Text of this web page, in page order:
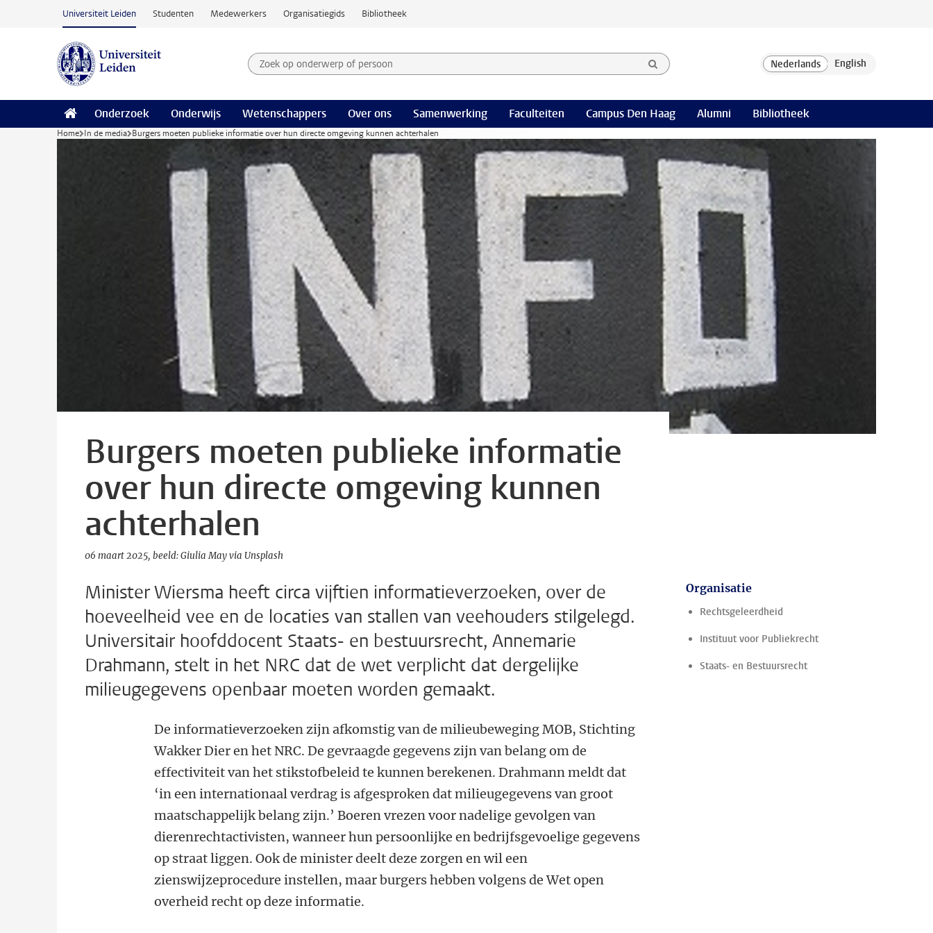
Ga naar hoofdinhoud
Universiteit Leiden Studenten Medewerkers Organisatiegids Bibliotheek
Zoek op onderwerp of persoon en selecteer categorie
Zoekterm
Onderzoek Onderwijs Wetenschappers Over ons Samenwerking Faculteiten Campus Den Haag Alumni Bibliotheek
Home In de media Burgers moeten publieke informatie over hun directe omgeving kunnen achterhalen
Burgers moeten publieke informatie
over hun directe omgeving kunnen
achterhalen
06 maart 2025 beeld: Giulia May via Unsplash
Minister Wiersma heeft circa vijftien informatieverzoeken, over de
hoeveelheid vee en de locaties van stallen van veehouders stilgelegd.
Universitair hoofddocent Staats- en bestuursrecht, Annemarie
Drahmann, stelt in het NRC dat de wet verplicht dat dergelijke
milieugegevens openbaar moeten worden gemaakt.
De informatieverzoeken zijn afkomstig van de milieubeweging MOB, Stichting
Wakker Dier en het NRC. De gevraagde gegevens zijn van belang om de
effectiviteit van het stikstofbeleid te kunnen berekenen. Drahmann meldt dat
‘in een internationaal verdrag is afgesproken dat milieugegevens van groot
maatschappelijk belang zijn.’ Boeren vrezen voor nadelige gevolgen van
dierenrechtactivisten, wanneer hun persoonlijke en bedrijfsgevoelige gegevens
op straat liggen. Ook de minister deelt deze zorgen en wil een
zienswijzeprocedure instellen, maar burgers hebben volgens de Wet open
overheid recht op deze informatie.
Organisatie
Rechtsgeleerdheid
Instituut voor Publiekrecht
Staats- en Bestuursrecht